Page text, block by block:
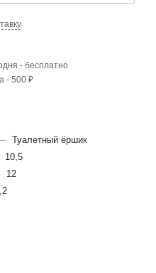
- бесплатно
- 500 ₽
Туалетный ёршик
10,5
12